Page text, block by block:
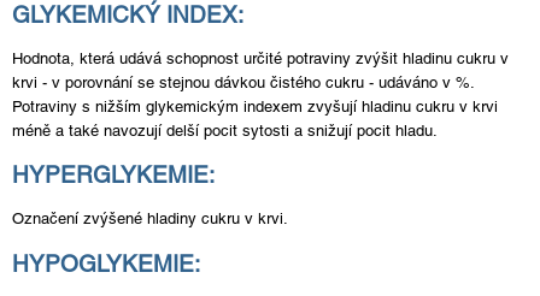
GLYKEMICKÝ INDEX:
Hodnota, která udává schopnost určité potraviny zvýšit hladinu cukru v
krvi - v porovnání se stejnou dávkou čistého cukru - udáváno v %.
Potraviny s nižším glykemickým indexem zvyšují hladinu cukru v krvi
méně a také navozují delší pocit sytosti a snižují pocit hladu.
HYPERGLYKEMIE:
Označení zvýšené hladiny cukru v krvi.
HYPOGLYKEMIE: